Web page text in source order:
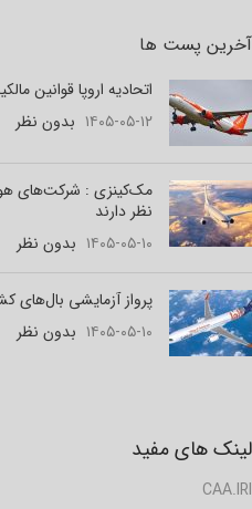
آخرین پست ها
اتحادیه اروپا قوانین
۱۴۰۵-۰۵-۱۲ بدون نظر
مک‌کینزی : شرکت‌های
نظر دارند
۱۴۰۵-۰۵-۱۰ بدون نظر
پرواز آزمایشی بال‌های
۱۴۰۵-۰۵-۱۰ بدون نظر
لینک های مفید
CAA.IRI